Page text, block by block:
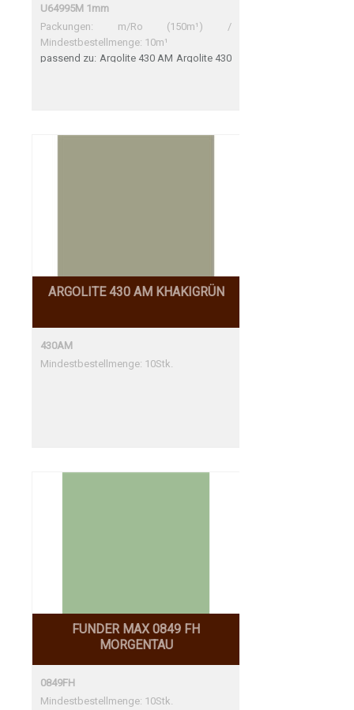
U64995M 1mm
Packungen: m/Ro (150m¹) /
Mindestbestellmenge: 10m¹
passend zu: Argolite 430 AM Argolite 430
ARGOLITE 430 AM KHAKIGRÜN
430AM
Mindestbestellmenge: 10Stk.
FUNDER MAX 0849 FH
MORGENTAU
0849FH
Mindestbestellmenge: 10Stk.